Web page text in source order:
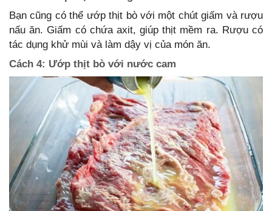
Bạn cũng có thể ướp thịt bò với một chút giấm và rượu
nấu ăn. Giấm có chứa axit, giúp thịt mềm ra. Rượu có
tác dụng khử mùi và làm dậy vị của món ăn.
Cách 4: Ướp thịt bò với nước cam